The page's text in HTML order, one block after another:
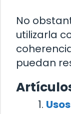
No
utilizarla
puedan